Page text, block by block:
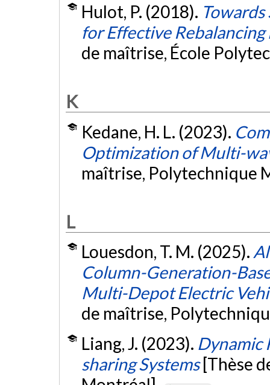
Hulot, P. (2018).
for Effective
de maîtrise, École
K
Kedane, H. L. (2023).
Optimization of Multi-
maîtrise, Polytechnique
L
Louesdon, T. M. (2025).
Column-Generation-
Multi-Depot Electric
de maîtrise,
Liang, J. (2023). Dynamic
sharing Systems [Thèse